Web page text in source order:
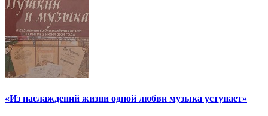
«Из наслаждений жизни одной любви музыка уступает»